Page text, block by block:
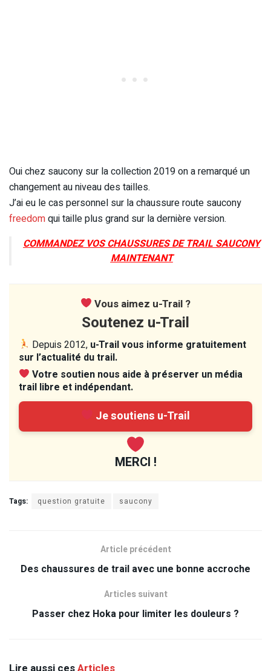
Oui chez saucony sur la collection 2019 on a remarqué un
changement au niveau des tailles.
J’ai eu le cas personnel sur la chaussure route saucony
freedomqui taille plus grand sur la dernière version.
COMMANDEZ VOS CHAUSSURES DE TRAIL SAUCONY
MAINTENANT
Vous aimez u-Trail ?
Soutenez u-Trail
Depuis 2012, u-Trail vous informe gratuitement
sur l’actualité du trail.
Votre soutien nous aide à préserver un média
trail libre et indépendant.
Je soutiens u-Trail
MERCI !
Tags: question gratuite saucony
Article précédent
Des chaussures de trail avec une bonne accroche
Articles suivant
Passer chez Hoka pour limiter les douleurs ?